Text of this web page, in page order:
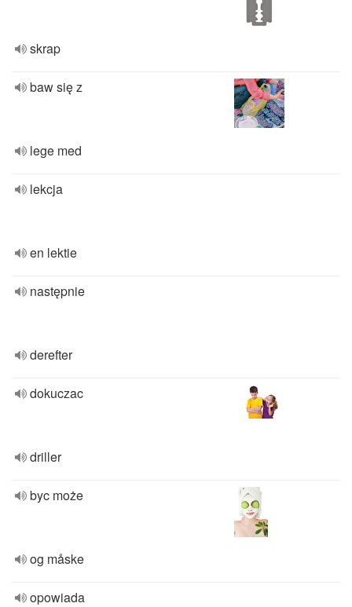
skrap
baw się z
lege med
lekcja
en lektie
następnie
derefter
dokuczac
driller
byc może
og måske
opowiada